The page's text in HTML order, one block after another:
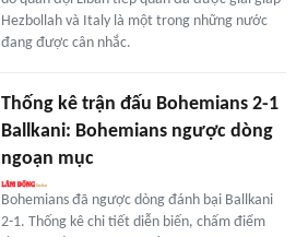
Hezbollah và Italy là một trong những nước
đang được cân nhắc.
Thống kê trận đấu Bohemians 2-1
Ballkani: Bohemians ngược dòng
ngoạn mục
Bohemians đã ngược dòng đánh bại Ballkani
2-1. Thống kê chi tiết diễn biến, chấm điểm